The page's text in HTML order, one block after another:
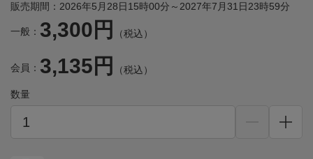
販売期間：2026年5月28日15時00分～2027年7月31日23時59分
一般： 3,300円 （税込）
会員： 3,135円 （税込）
数量